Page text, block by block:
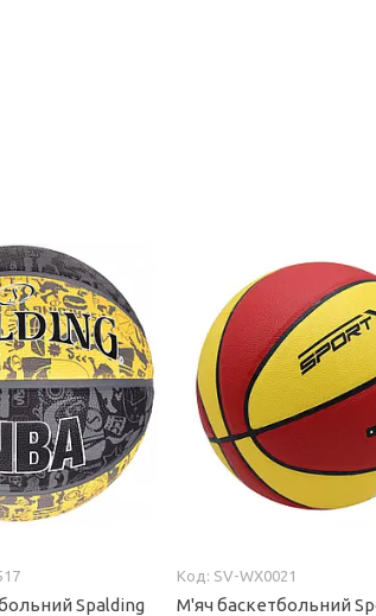
Spalding
SV-WX0021
М'яч баскетбольний